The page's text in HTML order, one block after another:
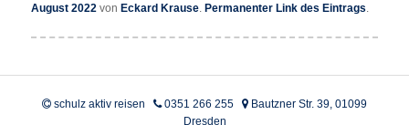
August 2022 von Eckard Krause. Permanenter Link des Eintrags.
schulz aktiv reisen 0351 266 255
Bautzner Str. 39, 01099
Dresden